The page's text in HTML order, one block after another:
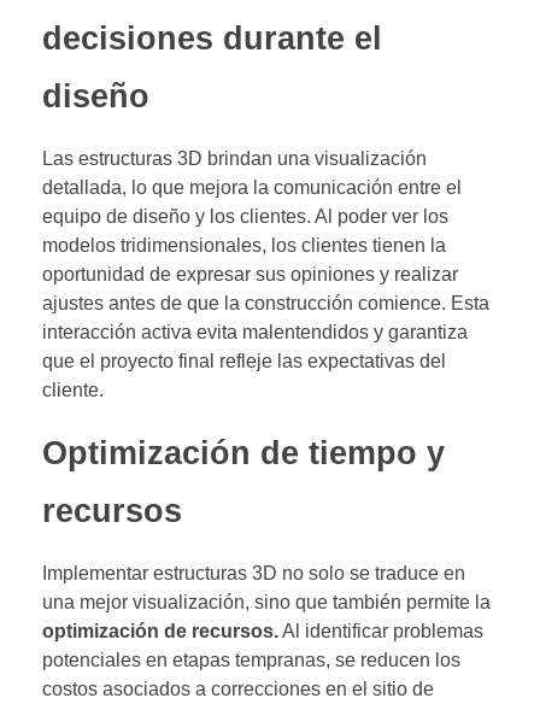
decisiones durante el
diseño
Las estructuras 3D brindan una visualización
detallada, lo que mejora la comunicación entre el
equipo de diseño y los clientes. Al poder ver los
modelos tridimensionales, los clientes tienen la
oportunidad de expresar sus opiniones y realizar
ajustes antes de que la construcción comience. Esta
interacción activa evita malentendidos y garantiza
que el proyecto final refleje las expectativas del
cliente.
Optimización de tiempo y
recursos
Implementar estructuras 3D no solo se traduce en
una mejor visualización, sino que también permite la
optimización de recursos.Al identificar problemas
potenciales en etapas tempranas, se reducen los
costos asociados a correcciones en el sitio de